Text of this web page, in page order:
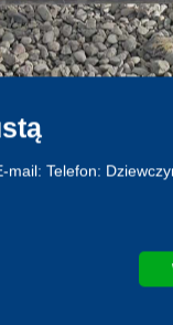
Telefon: